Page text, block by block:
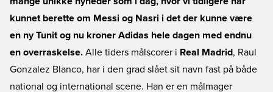
kunnet berette om Messi og Nasri i det der kunne være
en ny Tunit og nu kroner Adidas hele dagen med endnu
en overraskelse. Alle tiders målscorer i Real Madrid, Raul
Gonzalez Blanco, har i den grad slået sit navn fast på både
national og international scene. Han er en målmager